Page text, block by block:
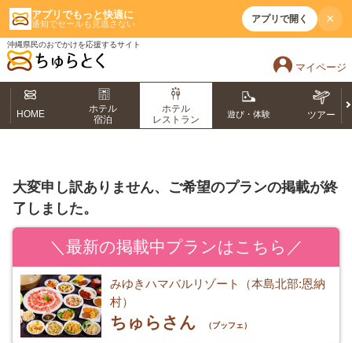
アプリでもっと快適に
通知でセールも見逃さない アプリで開く ×
沖縄県民のおでかけを応援するサイト
マイページ
HOME
ホテル
宿泊
ホテル
レストラン
遊び・体験 ツアー
大変申し訳ありません、ご希望のプランの掲載が終
了しました。
＼最新の掲載中プランはこちら／
みゆきハマバルリゾート（本島北部:恩納
村）
ちゅらさん （ブッフェ）